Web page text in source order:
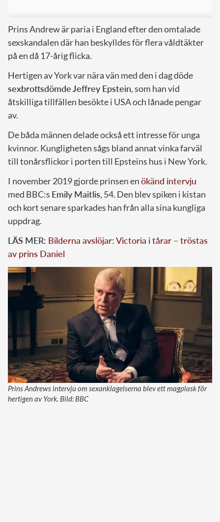
Prins Andrew är paria i England efter den omtalade
sexskandalen där han beskylldes för flera våldtäkter
på en då 17-årig flicka.
Hertigen av York var nära vän med den i dag döde
sexbrottsdömde Jeffrey Epstein, som han vid
åtskilliga tillfällen besökte i USA och lånade pengar
av.
De båda männen delade också ett intresse för unga
kvinnor. Kungligheten sågs bland annat vinka farväl
till tonårsflickor i porten till Epsteins hus i New York.
I november 2019 gjorde prinsen enökänd intervju
med BBC:s Emily Maitlis, 54. Den blev spiken i kistan
och kort senare sparkades han från alla sina kungliga
uppdrag.
LÄS MER: Bilderna avslöjar: Victoria i tårar – tröstas
av prins Daniel
Prins Andrews intervju om sexanklagelserna blev ett magplask för
hertigen av York. Bild: BBC